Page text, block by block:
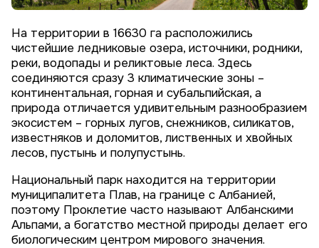
На территории в 16630 га расположились
чистейшие ледниковые озера, источники, родники,
реки, водопады и реликтовые леса. Здесь
соединяются сразу 3 климатические зоны –
континентальная, горная и субальпийская, а
природа отличается удивительным разнообразием
экосистем – горных лугов, снежников, силикатов,
известняков и доломитов, лиственных и хвойных
лесов, пустынь и полупустынь.
Национальный парк находится на территории
муниципалитета Плав, на границе с Албанией,
поэтому Проклетие часто называют Албанскими
Альпами, а богатство местной природы делает его
биологическим центром мирового значения.